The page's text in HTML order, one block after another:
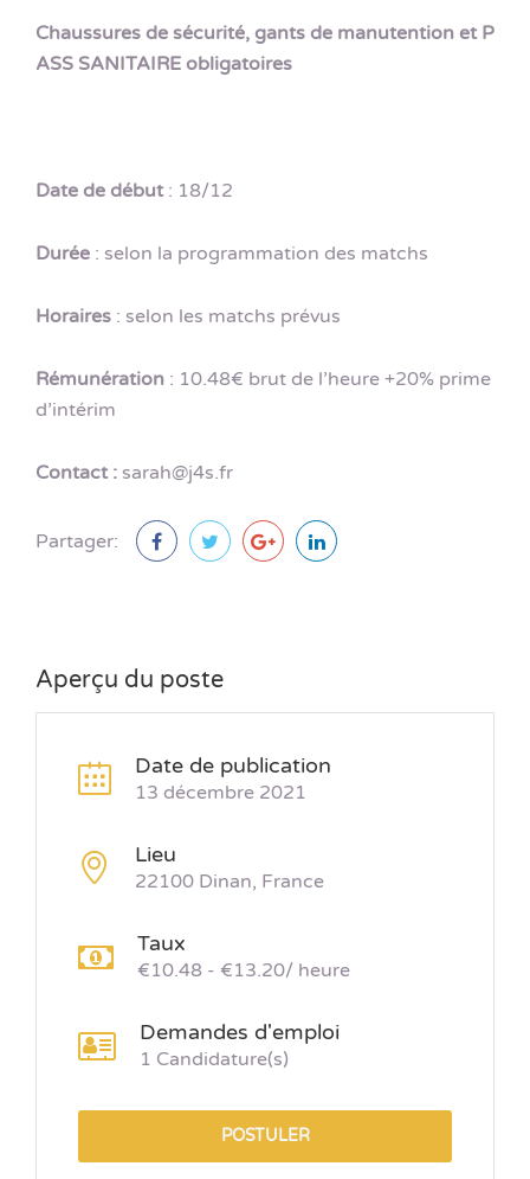
Chaussures de sécurité, gants de manutention et P
ASS SANITAIRE obligatoires
Date de début: 18/12
Durée : selon la programmation des matchs
Horaires : selon les matchs prévus
Rémunération : 10.48€ brut de l’heure +20% prime
d’intérim
Contact : sarah@j4s.fr
Partager:
Aperçu du poste
Date de publication
13 décembre 2021
Lieu
22100 Dinan, France
Taux
€10.48 - €13.20/ heure
Demandes d'emploi
1 Candidature(s)
POSTULER